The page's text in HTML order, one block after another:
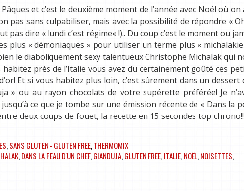
et c’est le deuxième moment de l’année avec Noël où on
pas sans culpabiliser, mais avec la possibilité de répondre «
pas dire « lundi c’est régime« !).. Du coup c’est le moment ou
plus « démoniaques » pour utiliser un terme plus «
le diaboliquement sexy talentueux Christophe Michalak qui
près de l’Italie vous avez du certainement goûté ces
Et si vous habitez plus loin, c’est sûrement dans un dessert
» ou au rayon chocolats de votre supérette préférée! Je
ce que je tombe sur une émission récente de « Dans la
deux coups de fouet, la recette en 15 secondes top
,SANS GLUTEN - GLUTEN FREE,THERMOMIX
,DANS LA PEAU D'UN CHEF,GIANDUJA,GLUTEN FREE,ITALIE,NOËL,NOISETTES,